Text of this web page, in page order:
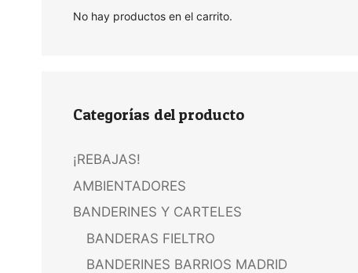
No hay productos en el carrito.
Categorías del producto
¡REBAJAS!
AMBIENTADORES
BANDERINES Y CARTELES
BANDERAS FIELTRO
BANDERINES BARRIOS MADRID